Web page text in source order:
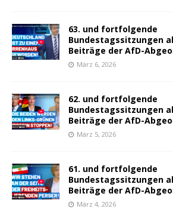
63. und fortfolgende
Bundestagssitzungen
Beiträge der AfD-
März 6, 2026
62. und fortfolgende
Bundestagssitzungen
Beiträge der AfD-
März 5, 2026
61. und fortfolgende
Bundestagssitzungen
Beiträge der AfD-
März 4, 2026